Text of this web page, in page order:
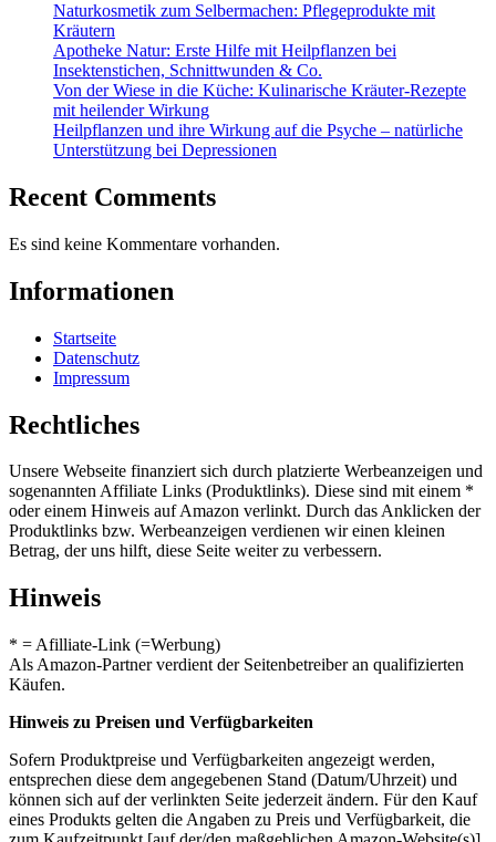
Naturkosmetik zum Selbermachen: Pflegeprodukte mit
Kräutern
Apotheke Natur: Erste Hilfe mit Heilpflanzen bei
Insektenstichen, Schnittwunden & Co.
Von der Wiese in die Küche: Kulinarische Kräuter-Rezepte
mit heilender Wirkung
Heilpflanzen und ihre Wirkung auf die Psyche – natürliche
Unterstützung bei Depressionen
Recent Comments
Es sind keine Kommentare vorhanden.
Informationen
Startseite
Datenschutz
Impressum
Rechtliches
Unsere Webseite finanziert sich durch platzierte Werbeanzeigen und
sogenannten Affiliate Links (Produktlinks). Diese sind mit einem *
oder einem Hinweis auf Amazon verlinkt. Durch das Anklicken der
Produktlinks bzw. Werbeanzeigen verdienen wir einen kleinen
Betrag, der uns hilft, diese Seite weiter zu verbessern.
Hinweis
* = Afilliate-Link (=Werbung)
Als Amazon-Partner verdient der Seitenbetreiber an qualifizierten
Käufen.
Hinweis zu Preisen und Verfügbarkeiten
Sofern Produktpreise und Verfügbarkeiten angezeigt werden,
entsprechen diese dem angegebenen Stand (Datum/Uhrzeit) und
können sich auf der verlinkten Seite jederzeit ändern. Für den Kauf
eines Produkts gelten die Angaben zu Preis und Verfügbarkeit, die